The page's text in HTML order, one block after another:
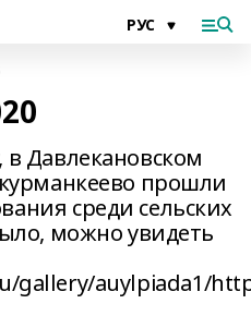
Давлекановском
прошли
среди сельских
можно увидеть
gallery/auylpiada1/